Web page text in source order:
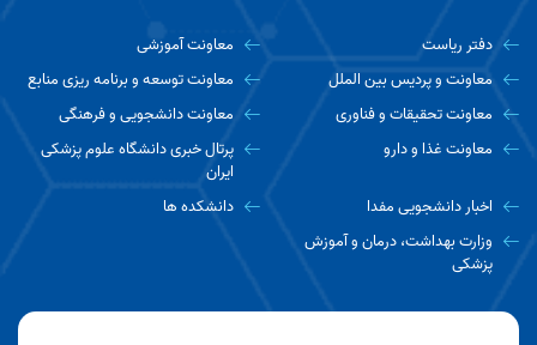
دفتر ریاست
معاونت آموزشی
معاونت و پردیس بین الملل
معاونت توسعه و برنامه ریزی منابع
معاونت تحقیقات و فناوری
معاونت دانشجویی و فرهنگی
معاونت غذا و دارو
پرتال خبری دانشگاه علوم پزشکی
ایران
اخبار دانشجویی مفدا
دانشکده ها
وزارت بهداشت، درمان و آموزش
پزشکی